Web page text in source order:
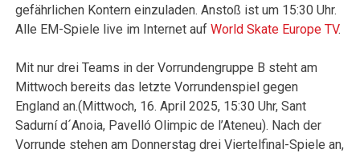
gefährlichen Kontern einzuladen. Anstoß ist um 15:30 Uhr.
Alle EM-Spiele live im Internet aufWorld Skate Europe TV.
Mit nur drei Teams in der Vorrundengruppe B steht am
Mittwoch bereits das letzte Vorrundenspiel gegen
England an.(Mittwoch, 16. April 2025, 15:30 Uhr, Sant
Sadurní d´Anoia, Pavelló Olimpic de l’Ateneu). Nach der
Vorrunde stehen am Donnerstag drei Viertelfinal-Spiele an,